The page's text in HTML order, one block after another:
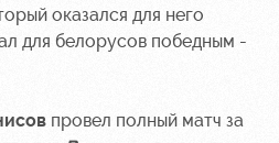
Программа
лояльности
для
оказался для него
для белорусов победным -
провел полный матч за